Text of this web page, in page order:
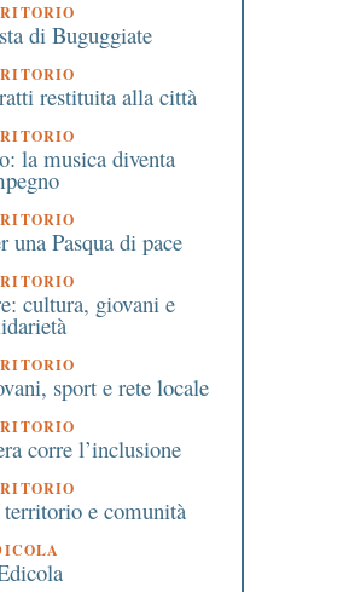
di Buguggiate
restituita alla città
la musica diventa
una Pasqua di pace
cultura, giovani e
sport e rete locale
corre l’inclusione
e comunità